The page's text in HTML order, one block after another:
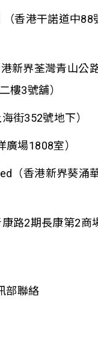
（香港干諾道中88
新界荃灣青山公
樓3號舖）
街352號地下）
廣場1808室）
（香港新界葵涌
路2期長康第2商
部聯絡